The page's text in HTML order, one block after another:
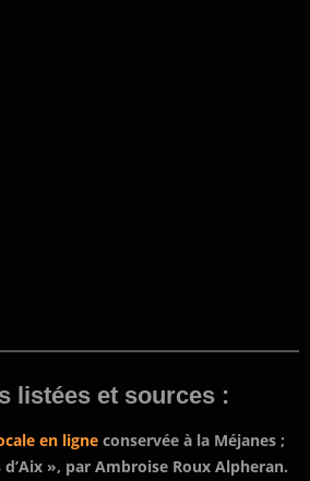
listées et sources :
en ligne conservée à la Méjanes ;
d’Aix », par Ambroise Roux Alpheran.